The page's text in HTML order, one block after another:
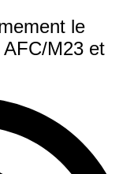
le
M23 et